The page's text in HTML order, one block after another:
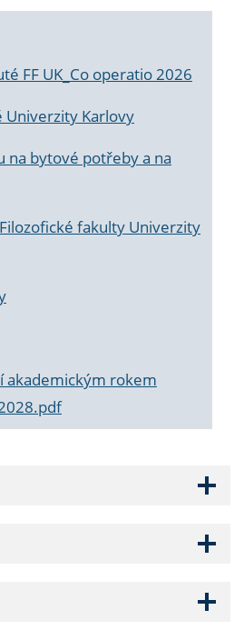
FF UK_Co operatio 2026
Univerzity Karlovy
na bytové potřeby a na
fakulty Univerzity
akademickým rokem